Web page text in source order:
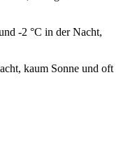
-2 °C in der Nacht,
kaum Sonne und oft